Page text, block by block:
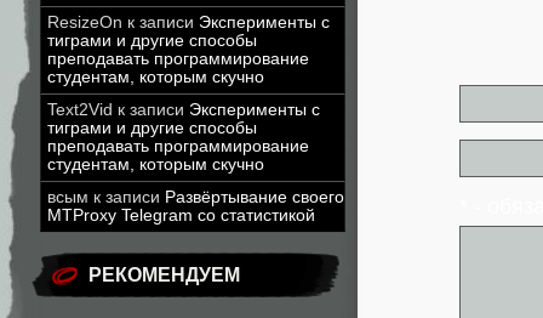
ResizeOn к записи Эксперименты с
тиграми и другие способы
преподавать программирование
студентам, которым скучно
Text2Vid к записи Эксперименты с
тиграми и другие способы
преподавать программирование
студентам, которым скучно
всым к записи Развёртывание своего
MTProxy Telegram со статистикой
РЕКОМЕНДУЕМ